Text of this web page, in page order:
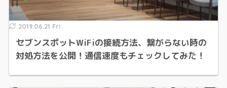
2019.06.21 Fri
セブンスポットWiFiの接続方法、繋がらない時の
対処方法を公開！通信速度もチェックしてみた！